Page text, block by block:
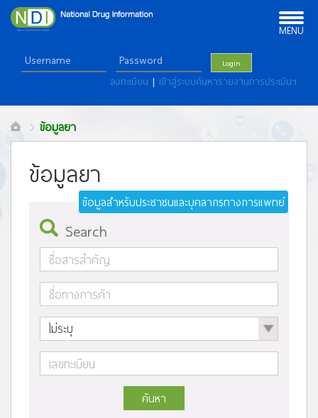
Toggle
navigation
MENU
Login
ลงทะเบียน | เข้าสู่ระบบค้นหารายงานการประเมินฯ
ข้อมูลยา
ข้อมูลยา
ข้อมูลสำหรับประชาชนและบุคลากรทางการแพทย์
Search
ค้นหา